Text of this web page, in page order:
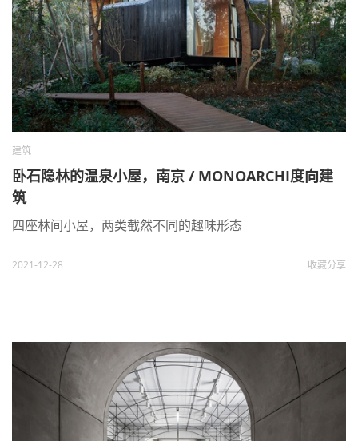
建筑
卧石隐林的温泉小屋，南京 / MONOARCHI度向建
筑
四座林间小屋，两类截然不同的趣味形态
2021-12-28 收藏分享